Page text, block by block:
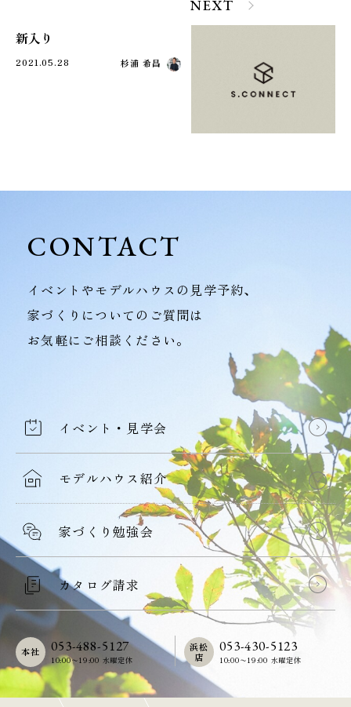
NEXT
新入り
2021.05.28 杉浦 希昌
CONTACT
イベントやモデルハウスの見学予約、
家づくりについてのご質問は
お気軽にご相談ください。
イベント・見学会
モデルハウス紹介
家づくり勉強会
カタログ請求
053-488-5127
10:00〜19:00 水曜定休
本社 053-430-5123
10:00〜19:00 水曜定休
浜松
店